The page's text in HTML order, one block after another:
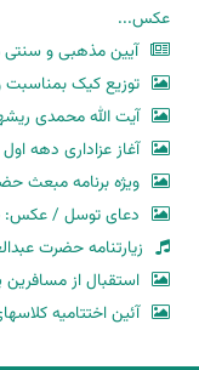
عکس...
آیین مذهبی و
توزیع کیک
آیت الله محمدی
آغاز عزاداری دهه
ویژه برنامه
دعای توسل / عکس:
زیارتنامه حضرت
استقبال از مسافرین
آئین اختتامیه